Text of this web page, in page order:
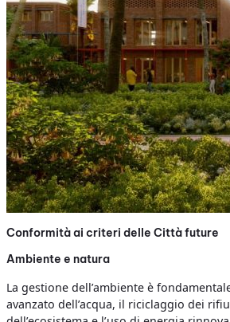
Conformità ai criteri delle Città future
Ambiente e natura
La gestione dell’ambiente è
avanzato dell’acqua, il riciclaggio dei